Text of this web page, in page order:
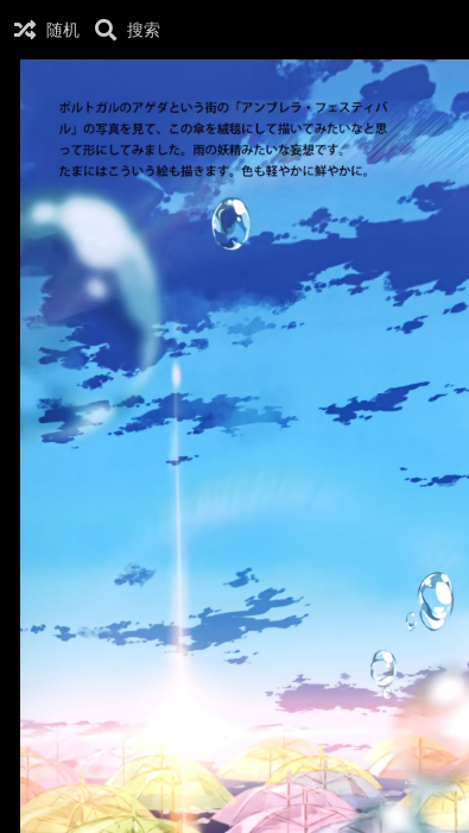
随机 搜索